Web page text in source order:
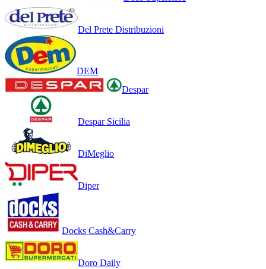
Del Prete Distribuzioni
DEM
Despar
Despar Sicilia
DiMeglio
Diper
Docks Cash&Carry
Doro Daily